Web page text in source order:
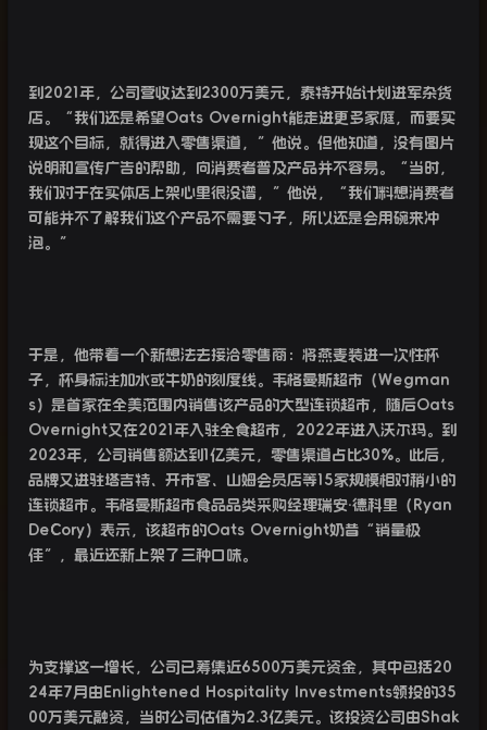
到2021年，公司营收达到2300万美元，泰特开始计划进军杂货
店。“我们还是希望Oats Overnight能走进更多家庭，而要实
现这个目标，就得进入零售渠道，”他说。但他知道，没有图片
说明和宣传广告的帮助，向消费者普及产品并不容易。“当时，
我们对于在实体店上架心里很没谱，”他说，“我们料想消费者
可能并不了解我们这个产品不需要勺子，所以还是会用碗来冲
泡。”
于是，他带着一个新想法去接洽零售商：将燕麦装进一次性杯
子，杯身标注加水或牛奶的刻度线。韦格曼斯超市（Wegman
s）是首家在全美范围内销售该产品的大型连锁超市，随后Oats
Overnight又在2021 年入驻全食超市， 2022年进入沃尔玛。到
2023年，公司销售额达到 1 亿美元，零售渠道占比30%。此后，
品牌又进驻塔吉特、开市客、山姆会员店等15家规模相对稍小的
连锁超市。韦格曼斯超市食品品类采购经理瑞安·德科里（ Ryan
DeCory）表示，该超市的Oats Overnight奶昔“销量极
佳”，最近还新上架了三种口味。
为支撑这一增长，公司已筹集近6500万美元资金，其中包括20
24年7月由 Enlightened Hospitality Investments领投的35
00万美元融资，当时公司估值为2.3亿美元。该投资公司由Shak